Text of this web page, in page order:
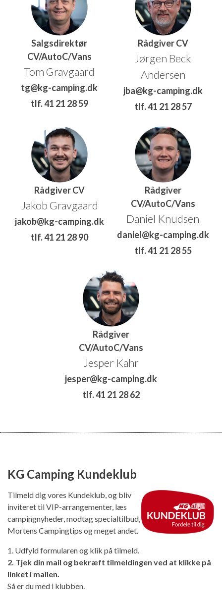
Salgsdirektør
CV/AutoC/Vans
Tom Gravgaard
tg@kg-camping.dk
tlf. 41 21 28 59
Rådgiver CV
Jørgen Beck
Andersen
jba@kg-camping.dk
tlf. 41 21 28 57
Rådgiver CV
Jakob Gravgaard
jakob@kg-camping.dk
tlf. 41 21 28 90
Rådgiver
CV/AutoC/Vans
Daniel Knudsen
daniel@kg-camping.dk
tlf. 41 21 28 55
Rådgiver
CV/AutoC/Vans
Jesper Kahr
jesper@kg-camping.dk
tlf. 41 21 28 62
KG Camping Kundeklub
Tilmeld dig vores Kundeklub, og bliv
inviteret til VIP-arrangementer, læs
campingnyheder, modtag specialtilbud,
Mortens Campingtips og meget andet.
1. Udfyld formularen og klik på tilmeld.
2. Tjek din mail og bekræft tilmeldingen ved at klikke på
linket i mailen.
Så er du med i klubben.